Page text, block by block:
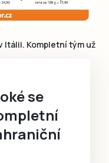
Registrovat
Itálii. Kompletní tým už
se